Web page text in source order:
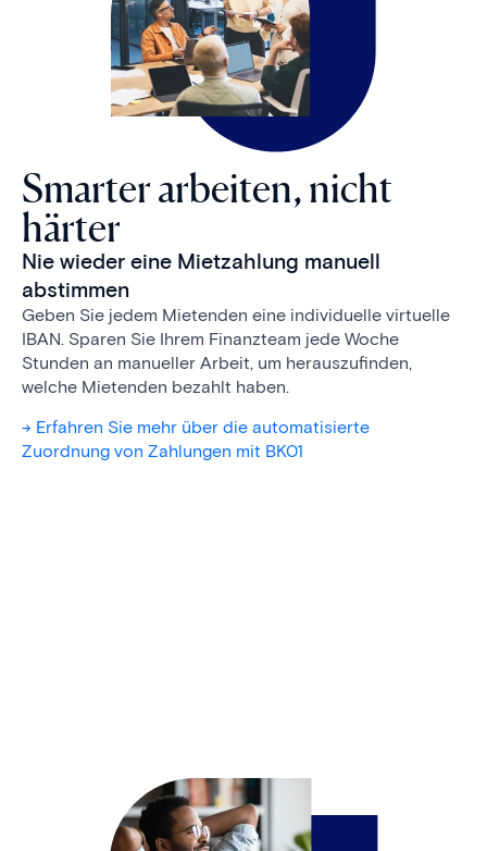
Smarter arbeiten, nicht
härter
Nie wieder eine Mietzahlung manuell
abstimmen
Geben Sie jedem Mietenden eine individuelle virtuelle
IBAN. Sparen Sie Ihrem Finanzteam jede Woche
Stunden an manueller Arbeit, um herauszufinden,
welche Mietenden bezahlt haben.
-> Erfahren Sie mehr über die automatisierte
Zuordnung von Zahlungen mit BK01